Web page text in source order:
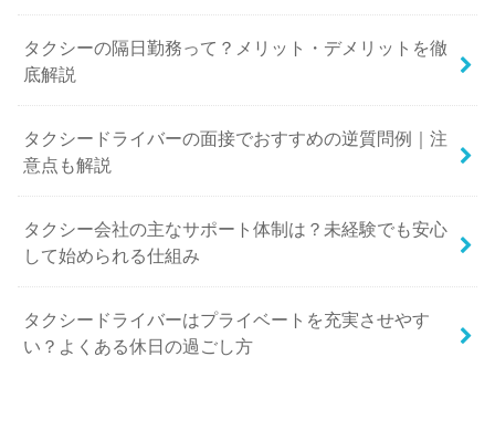
タクシーの隔日勤務って？メリット・デメリットを徹
底解説
タクシードライバーの面接でおすすめの逆質問例｜注
意点も解説
タクシー会社の主なサポート体制は？未経験でも安心
して始められる仕組み
タクシードライバーはプライベートを充実させやす
い？よくある休日の過ごし方